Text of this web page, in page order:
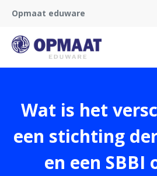
Opmaat eduware
Wat is het
een stichting
en een SBBI